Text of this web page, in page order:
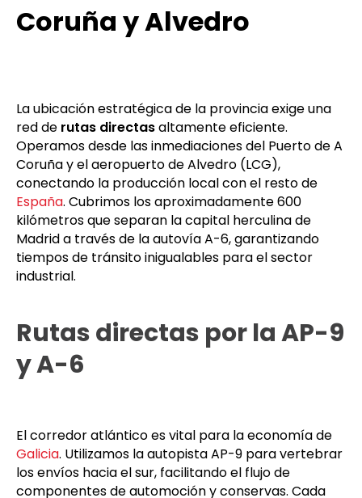
Conexiones logísticas
Coruña y Alvedro
La ubicación estratégica de la provincia exige una
red derutas directasaltamente eficiente.
Operamos desde las inmediaciones del Puerto de A
Coruña y el aeropuerto de Alvedro (LCG),
conectando la producción local con el resto de
España. Cubrimos los aproximadamente 600
tiempos de tránsito inigualables para el sector
y A-6